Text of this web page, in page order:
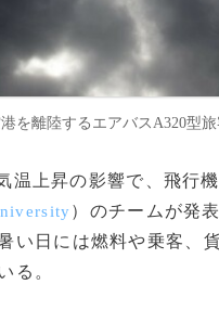
を離陸するエアバスA320型
温上昇の影響で、飛行
）のチームが発
い日には燃料や乗客、
る。